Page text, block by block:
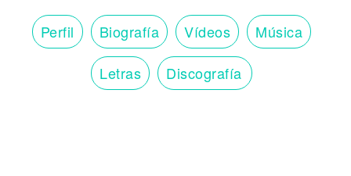
Perfil Biografía Vídeos Música
Letras Discografía